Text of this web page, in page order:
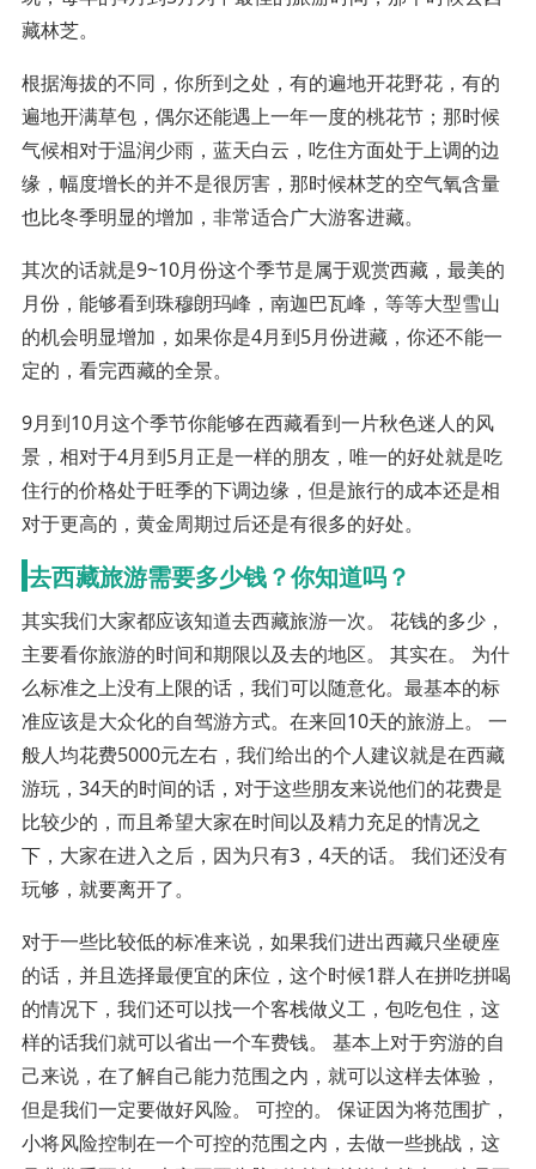
藏林芝。
根据海拔的不同，你所到之处，有的遍地开花野花，有的
遍地开满草包，偶尔还能遇上一年一度的桃花节；那时候
气候相对于温润少雨，蓝天白云，吃住方面处于上调的边
缘，幅度增长的并不是很厉害，那时候林芝的空气氧含量
也比冬季明显的增加，非常适合广大游客进藏。
其次的话就是9~10月份这个季节是属于观赏西藏，最美的
月份，能够看到珠穆朗玛峰，南迦巴瓦峰，等等大型雪山
的机会明显增加，如果你是4月到5月份进藏，你还不能一
定的，看完西藏的全景。
9月到10月这个季节你能够在西藏看到一片秋色迷人的风
景，相对于4月到5月正是一样的朋友，唯一的好处就是吃
住行的价格处于旺季的下调边缘，但是旅行的成本还是相
对于更高的，黄金周期过后还是有很多的好处。
去西藏旅游需要多少钱？你知道吗？
其实我们大家都应该知道去西藏旅游一次。 花钱的多少，
主要看你旅游的时间和期限以及去的地区。 其实在。 为什
么标准之上没有上限的话，我们可以随意化。最基本的标
准应该是大众化的自驾游方式。在来回10天的旅游上。 一
般人均花费5000元左右，我们给出的个人建议就是在西藏
游玩，34天的时间的话，对于这些朋友来说他们的花费是
比较少的，而且希望大家在时间以及精力充足的情况之
下，大家在进入之后，因为只有3，4天的话。 我们还没有
玩够，就要离开了。
对于一些比较低的标准来说，如果我们进出西藏只坐硬座
的话，并且选择最便宜的床位，这个时候1群人在拼吃拼喝
的情况下，我们还可以找一个客栈做义工，包吃包住，这
样的话我们就可以省出一个车费钱。 基本上对于穷游的自
己来说，在了解自己能力范围之内，就可以这样去体验，
但是我们一定要做好风险。 可控的。 保证因为将范围扩，
小将风险控制在一个可控的范围之内，去做一些挑战，这